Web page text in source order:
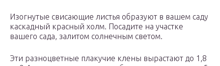
Изогнутые свисающие листья образуют в вашем саду
каскадный красный холм. Посадите на участке
вашего сада, залитом солнечным светом.
Эти разноцветные плакучие клены вырастают до 1,8